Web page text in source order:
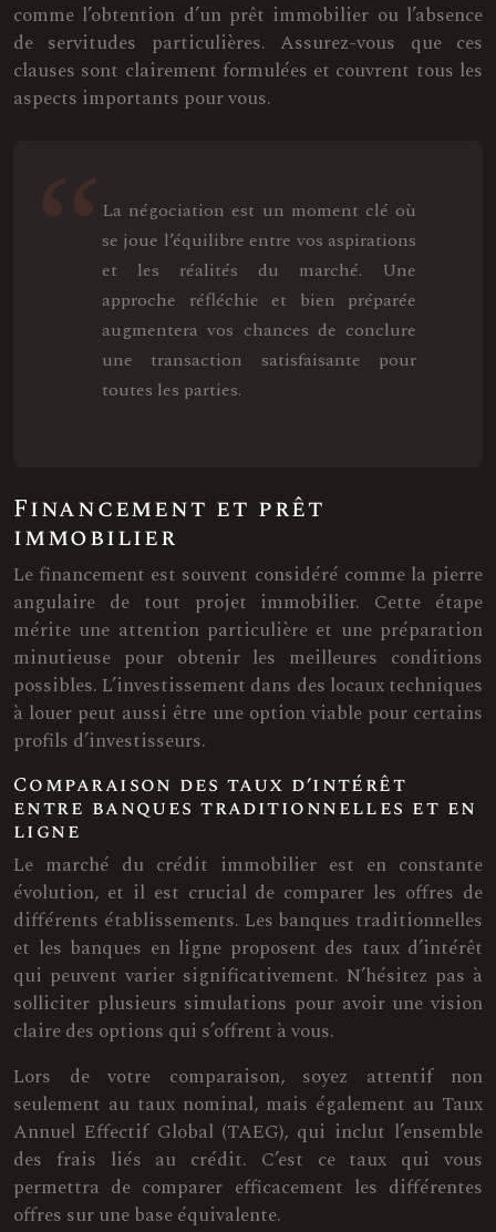
comme l’obtention d’un prêt immobilier ou l’absence
de servitudes particulières. Assurez-vous que ces
clauses sont clairement formulées et couvrent tous les
aspects importants pour vous.
La négociation est un moment clé où
se joue l’équilibre entre vos aspirations
et les réalités du marché. Une
approche réfléchie et bien préparée
augmentera vos chances de conclure
une transaction satisfaisante pour
toutes les parties.
Financement et prêt
immobilier
Le financement est souvent considéré comme la pierre
angulaire de tout projet immobilier. Cette étape
mérite une attention particulière et une préparation
minutieuse pour obtenir les meilleures conditions
possibles. L’investissement dans des locaux techniques
à louer peut aussi être une option viable pour certains
profils d’investisseurs.
Comparaison des taux d’intérêt
entre banques traditionnelles et en
ligne
Le marché du crédit immobilier est en constante
évolution, et il est crucial de comparer les offres de
différents établissements. Les banques traditionnelles
et les banques en ligne proposent des taux d’intérêt
qui peuvent varier significativement. N’hésitez pas à
solliciter plusieurs simulations pour avoir une vision
claire des options qui s’offrent à vous.
Lors de votre comparaison, soyez attentif non
seulement au taux nominal, mais également au Taux
Annuel Effectif Global (TAEG), qui inclut l’ensemble
des frais liés au crédit. C’est ce taux qui vous
permettra de comparer efficacement les différentes
offres sur une base équivalente.